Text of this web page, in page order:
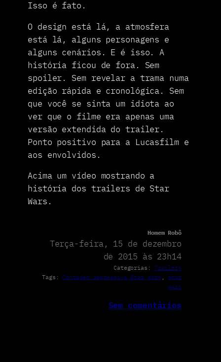
Isso é fato.
O design está lá, a atmosfera
está lá, alguns personagens e
alguns cenários. E é isso. A
história ficou de fora. Sem
spoiler. Sem revelar a trama numa
edição rápida e cronológica. Sem
que você se sinta um idiota ao
ver que o filme era apenas uma
versão extendida do trailer.
Ponto positivo para a Lucasfilm e
aos envolvidos.
Acima um vídeo mostrando a
história dos trailers de Star
Wars.
Homem Robô
Terça-feira, 15 de dezembro
de 2015 às 23h14
Categorias: Trailers
Tags: Contagem regressiva Star Wars
star
wars
Sem comentários